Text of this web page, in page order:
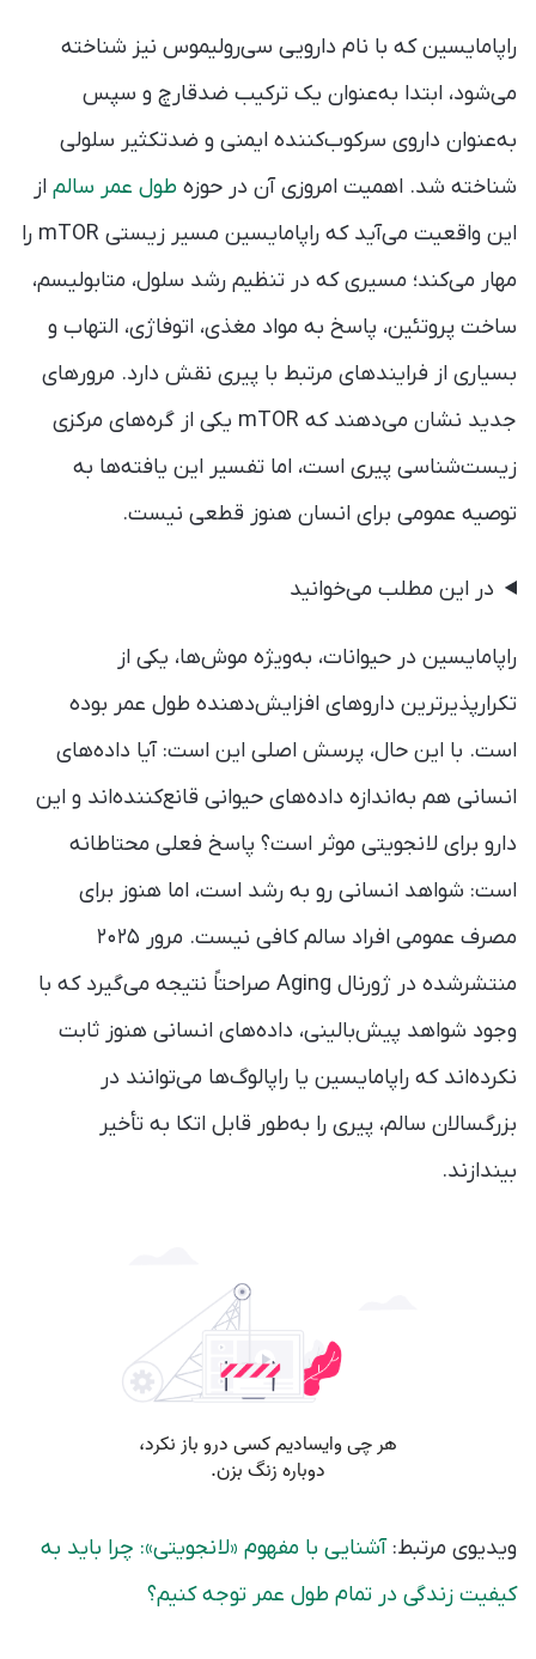
راپامایسین که با نام دارویی سی‌رولیموس نیز شناخته
می‌شود، ابتدا به‌عنوان یک ترکیب ضدقارچ و سپس
به‌عنوان داروی سرکوب‌کننده ایمنی و ضدتکثیر سلولی
شناخته شد. اهمیت امروزی آن در حوزه طول عمر سالم از
این واقعیت می‌آید که راپامایسین مسیر زیستی mTOR را
مهار می‌کند؛ مسیری که در تنظیم رشد سلول، متابولیسم،
ساخت پروتئین، پاسخ به مواد مغذی، اتوفاژی، التهاب و
بسیاری از فرایندهای مرتبط با پیری نقش دارد. مرورهای
جدید نشان می‌دهند که mTOR یکی از گره‌های مرکزی
زیست‌شناسی پیری است، اما تفسیر این یافته‌ها به
توصیه عمومی برای انسان هنوز قطعی نیست.
در این مطلب می‌خوانید
راپامایسین در حیوانات، به‌ویژه موش‌ها، یکی از
تکرارپذیرترین داروهای افزایش‌دهنده طول عمر بوده
است. با این حال، پرسش اصلی این است: آیا داده‌های
انسانی هم به‌اندازه داده‌های حیوانی قانع‌کننده‌اند و این
دارو برای لانجویتی موثر است؟ پاسخ فعلی محتاطانه
است: شواهد انسانی رو به رشد است، اما هنوز برای
مصرف عمومی افراد سالم کافی نیست. مرور ۲۰۲۵
منتشرشده در ژورنال Aging صراحتاً نتیجه می‌گیرد که با
وجود شواهد پیش‌بالینی، داده‌های انسانی هنوز ثابت
نکرده‌اند که راپامایسین یا راپالوگ‌ها می‌توانند در
بزرگسالان سالم، پیری را به‌طور قابل اتکا به تأخیر
بیندازند.
ویدیوی مرتبط:آشنایی با مفهوم «لانجویتی»: چرا باید به
کیفیت زندگی‌ در تمام طول عمر توجه کنیم؟